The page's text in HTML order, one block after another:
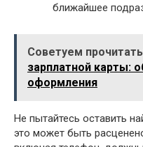
ближайшее
Советуем
зарплатной карты:
оформления
Не пытайтесь оставить
это может быть